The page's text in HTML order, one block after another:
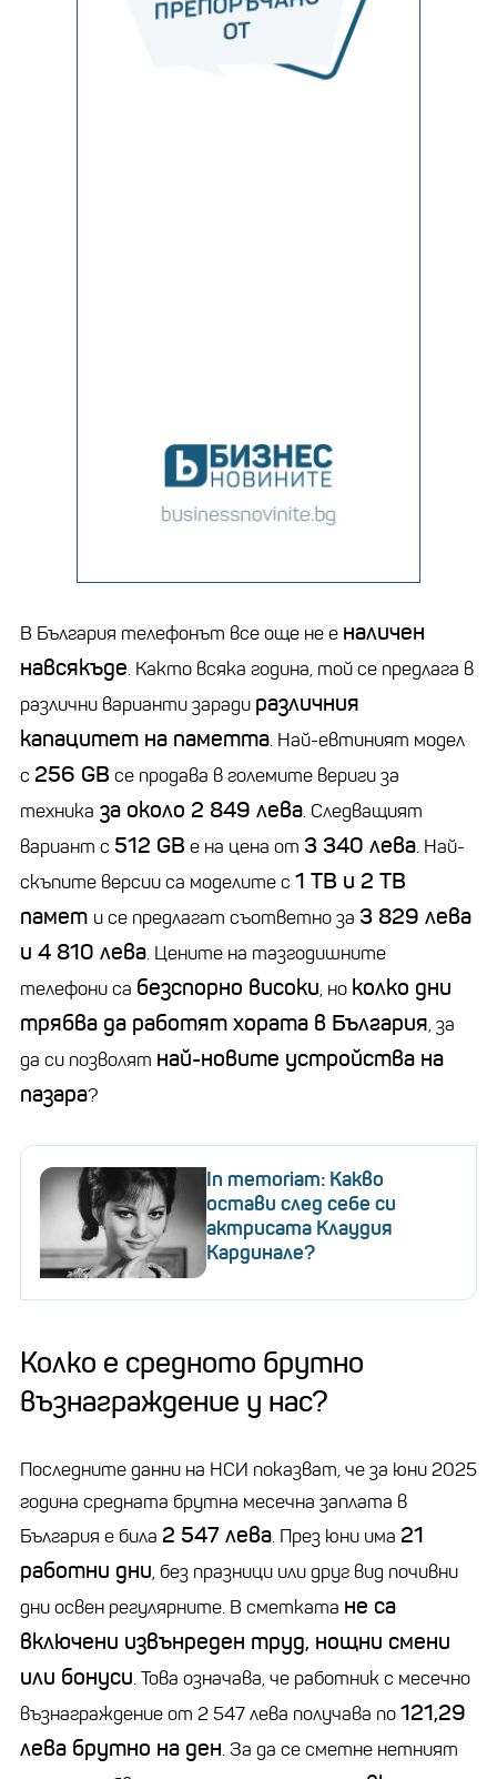
В България телефонът все още не е наличен
навсякъде. Както всяка година, той се предлага в
различни варианти заради различния
капацитет на паметта. Най-евтиният модел
с 256 GB се продава в големите вериги за
техника за около 2 849 лева. Следващият
вариант с 512 GB е на цена от 3 340 лева. Най-
скъпите версии са моделите с 1 TB и 2 TB
памет и се предлагат съответно за 3 829 лева
и 4 810 лева. Цените на тазгодишните
телефони са безспорно високи, но колко дни
трябва да работят хората в България, за
да си позволят най-новите устройства на
пазара?
In memoriam: Какво
остави след себе си
актрисата Клаудия
Кардинале?
Колко е средното брутно
възнаграждение у нас?
Последните данни на НСИ показват, че за юни 2025
година средната брутна месечна заплата в
България е била 2 547 лева. През юни има 21
работни дни, без празници или друг вид почивни
дни освен регулярните. В сметката не са
включени извънреден труд, нощни смени
или бонуси. Това означава, че работник с месечно
възнаграждение от 2 547 лева получава по121,29
лева брутно на ден. За да се сметне нетният